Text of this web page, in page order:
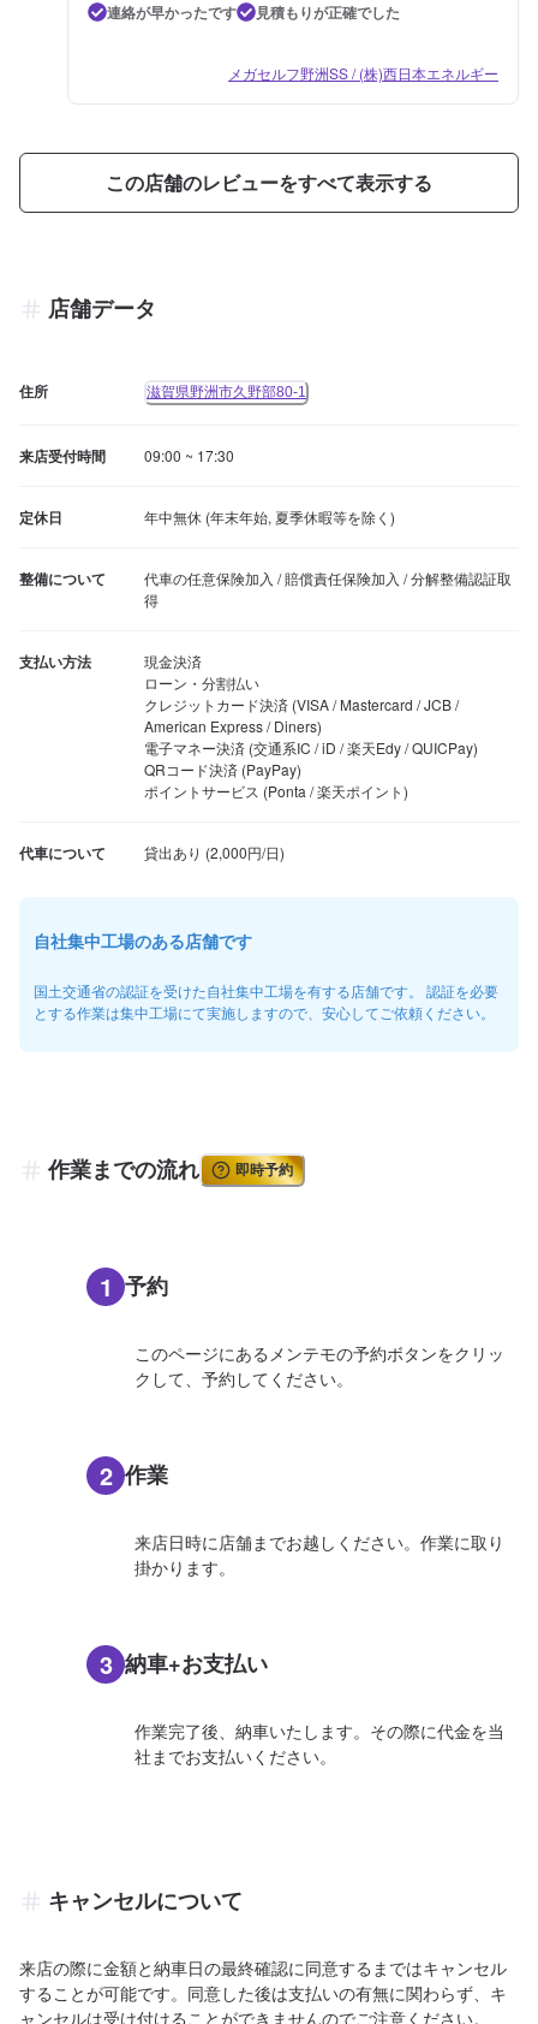
連絡が早かったです
見積もりが正確でした
メガセルフ野洲SS / (株)西日本エネルギー
この店舗のレビューをすべて表示する
店舗データ
住所 滋賀県野洲市久野部80-1
来店受付時間 09:00 ~ 17:30
定休日 年中無休 (年末年始, 夏季休暇等を除く)
整備について
代車の任意保険加入 / 賠償責任保険加入 / 分解整備認証取
得
支払い方法
現金決済
ローン・分割払い
クレジットカード決済 (VISA / Mastercard / JCB /
American Express / Diners)
電子マネー決済 (交通系IC / iD / 楽天Edy / QUICPay)
QRコード決済 (PayPay)
ポイントサービス (Ponta / 楽天ポイント)
代車について
自社集中工場のある店舗です
国土交通省の認証を受けた自社集中工場を有する店舗です。 認証を必要
とする作業は集中工場にて実施しますので、安心してご依頼ください。
作業までの流れ 即時予約
1 予約
このページにあるメンテモの予約ボタンをクリッ
クして、予約してください。
2 作業
来店日時に店舗までお越しください。作業に取り
掛かります。
3 納車+お支払い
作業完了後、納車いたします。その際に代金を当
社までお支払いください。
キャンセルについて
来店の際に金額と納車日の最終確認に同意するまではキャンセル
することが可能です。同意した後は支払いの有無に関わらず、キ
ャンセルは受け付けることができませんのでご注意ください。